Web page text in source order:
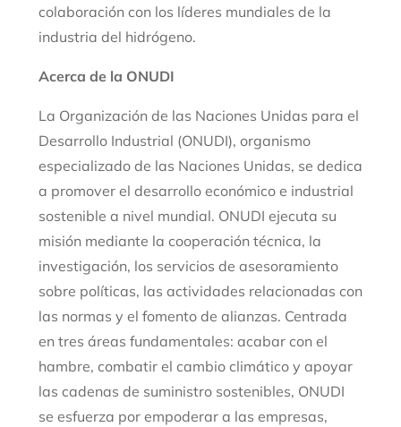
colaboración con los líderes mundiales de la
industria del hidrógeno.
Acerca de la ONUDI
La Organización de las Naciones Unidas para el
Desarrollo Industrial (ONUDI), organismo
especializado de las Naciones Unidas, se dedica
a promover el desarrollo económico e industrial
sostenible a nivel mundial. ONUDI ejecuta su
misión mediante la cooperación técnica, la
investigación, los servicios de asesoramiento
sobre políticas, las actividades relacionadas con
las normas y el fomento de alianzas. Centrada
en tres áreas fundamentales: acabar con el
hambre, combatir el cambio climático y apoyar
las cadenas de suministro sostenibles, ONUDI
se esfuerza por empoderar a las empresas,